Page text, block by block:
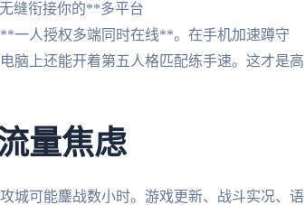
缝衔接你的**多平台
**一人授权多端同时在线**。在手机加速蹲守
脑上还能开着第五人格匹配练手速。这才是高
量焦虑
城可能鏖战数小时。游戏更新、战斗实况、语